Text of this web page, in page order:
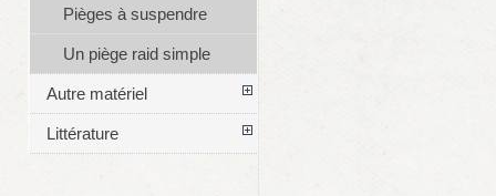
Pièges à suspendre
Un piège raid simple
Autre matériel
Littérature